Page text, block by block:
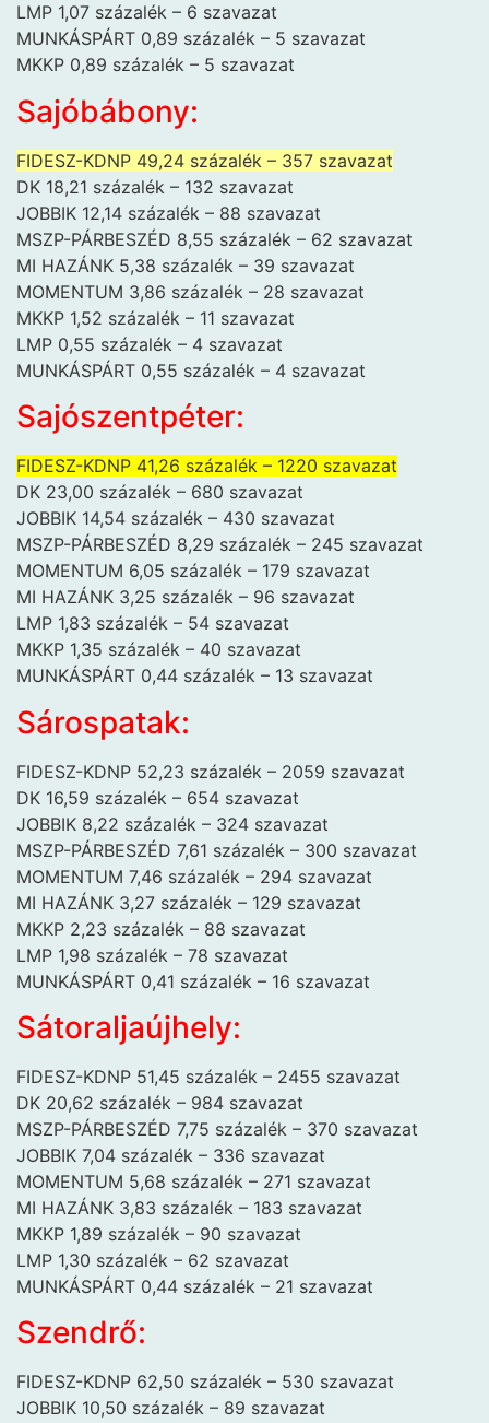
LMP 1,07 százalék – 6 szavazat
MUNKÁSPÁRT 0,89 százalék – 5 szavazat
MKKP 0,89 százalék – 5 szavazat
Sajóbábony:
FIDESZ-KDNP 49,24 százalék – 357 szavazat
DK 18,21 százalék – 132 szavazat
JOBBIK 12,14 százalék – 88 szavazat
MSZP-PÁRBESZÉD 8,55 százalék – 62 szavazat
MI HAZÁNK 5,38 százalék – 39 szavazat
MOMENTUM 3,86 százalék – 28 szavazat
MKKP 1,52 százalék – 11 szavazat
LMP 0,55 százalék – 4 szavazat
MUNKÁSPÁRT 0,55 százalék – 4 szavazat
Sajószentpéter:
FIDESZ-KDNP 41,26 százalék – 1220 szavazat
DK 23,00 százalék – 680 szavazat
JOBBIK 14,54 százalék – 430 szavazat
MSZP-PÁRBESZÉD 8,29 százalék – 245 szavazat
MOMENTUM 6,05 százalék – 179 szavazat
MI HAZÁNK 3,25 százalék – 96 szavazat
LMP 1,83 százalék – 54 szavazat
MKKP 1,35 százalék – 40 szavazat
MUNKÁSPÁRT 0,44 százalék – 13 szavazat
Sárospatak:
FIDESZ-KDNP 52,23 százalék – 2059 szavazat
DK 16,59 százalék – 654 szavazat
JOBBIK 8,22 százalék – 324 szavazat
MSZP-PÁRBESZÉD 7,61 százalék – 300 szavazat
MOMENTUM 7,46 százalék – 294 szavazat
MI HAZÁNK 3,27 százalék – 129 szavazat
MKKP 2,23 százalék – 88 szavazat
LMP 1,98 százalék – 78 szavazat
MUNKÁSPÁRT 0,41 százalék – 16 szavazat
Sátoraljaújhely:
FIDESZ-KDNP 51,45 százalék – 2455 szavazat
DK 20,62 százalék – 984 szavazat
MSZP-PÁRBESZÉD 7,75 százalék – 370 szavazat
JOBBIK 7,04 százalék – 336 szavazat
MOMENTUM 5,68 százalék – 271 szavazat
MI HAZÁNK 3,83 százalék – 183 szavazat
MKKP 1,89 százalék – 90 szavazat
LMP 1,30 százalék – 62 szavazat
MUNKÁSPÁRT 0,44 százalék – 21 szavazat
Szendrő:
FIDESZ-KDNP 62,50 százalék – 530 szavazat
JOBBIK 10,50 százalék – 89 szavazat